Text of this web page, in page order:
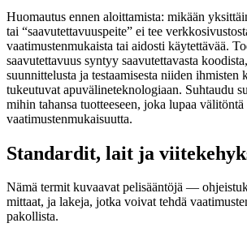
Huomautus ennen aloittamista: mikään
tai “saavutettavuuspeite” ei tee
vaatimustenmukaista tai aidosti käytettävää.
saavutettavuus syntyy saavutettavasta
suunnittelusta ja testaamisesta niiden ihmisten
tukeutuvat apuvälineteknologiaan. Suhtaudu
mihin tahansa tuotteeseen, joka lupaa välitöntä
vaatimustenmukaisuutta.
Standardit, lait ja
Nämä termit kuvaavat pelisääntöjä —
mittaat, ja lakeja, jotka voivat tehdä
pakollista.